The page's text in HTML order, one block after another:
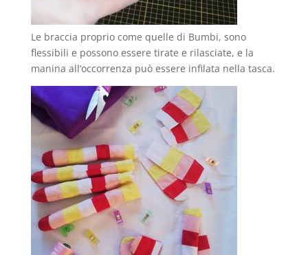
Le braccia proprio come quelle di Bumbi, sono
flessibili e possono essere tirate e rilasciate, e la
manina all’occorrenza può essere infilata nella tasca.